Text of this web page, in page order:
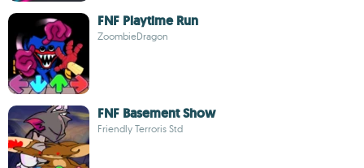
FNF Playtime Run
ZoombieDragon
FNF Basement Show
Friendly Terroris Std